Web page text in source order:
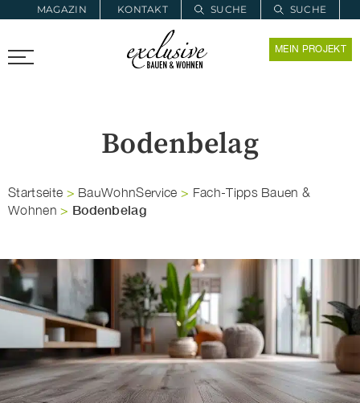
MAGAZIN KONTAKT SUCHE
SUCHE
PROARCHITEC PROINSTALL MEIN PROJEKT
Bodenbelag
Startseite > BauWohnService > Fach-Tipps Bauen &
Wohnen > Bodenbelag